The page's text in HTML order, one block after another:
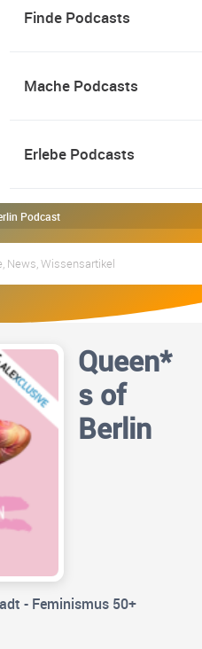
Finde Podcasts
Mache Podcasts
Erlebe Podcasts
Podcast
Queen*
s of
Berlin
- Feminismus 50+